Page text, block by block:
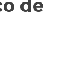
de